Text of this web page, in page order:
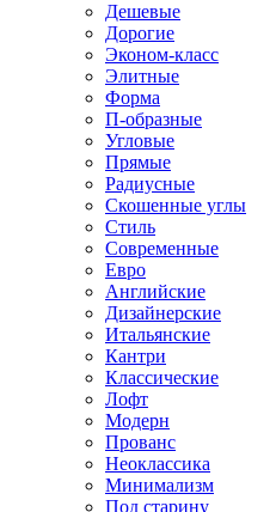
Дешевые
Дорогие
Эконом-класс
Элитные
Форма
П-образные
Угловые
Прямые
Радиусные
Скошенные углы
Стиль
Современные
Евро
Английские
Дизайнерские
Итальянские
Кантри
Классические
Лофт
Модерн
Прованс
Неоклассика
Минимализм
Под старину